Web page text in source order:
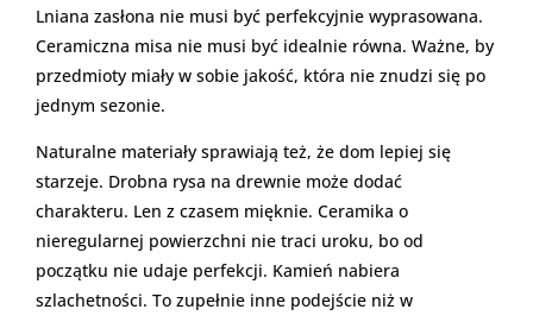
Lniana zasłona nie musi być perfekcyjnie wyprasowana.
Ceramiczna misa nie musi być idealnie równa. Ważne, by
przedmioty miały w sobie jakość, która nie znudzi się po
jednym sezonie.
Naturalne materiały sprawiają też, że dom lepiej się
starzeje. Drobna rysa na drewnie może dodać
charakteru. Len z czasem mięknie. Ceramika o
nieregularnej powierzchni nie traci uroku, bo od
początku nie udaje perfekcji. Kamień nabiera
szlachetności. To zupełnie inne podejście niż w